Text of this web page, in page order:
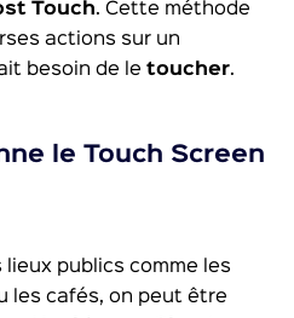
Touch. Cette méthode
actions sur un
besoin de le toucher.
le Touch Screen
lieux publics comme les
les cafés, on peut être